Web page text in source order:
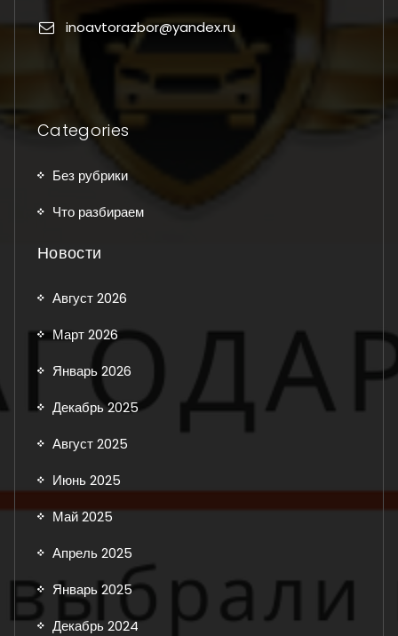
inoavtorazbor@yandex.ru
Categories
Без рубрики
Что разбираем
Новости
Август 2026
Март 2026
Январь 2026
Декабрь 2025
Август 2025
Июнь 2025
Май 2025
Апрель 2025
Январь 2025
Декабрь 2024